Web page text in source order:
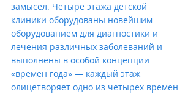
замысел. Четыре этажа детской
клиники оборудованы новейшим
оборудованием для диагностики и
лечения различных заболеваний и
выполнены в особой концепции
«времен года» — каждый этаж
олицетворяет одно из четырех времен